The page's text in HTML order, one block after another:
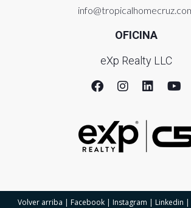
OFICINA
eXp Realty LLC
Volver arriba | Facebook| Instagram | Linkedin |